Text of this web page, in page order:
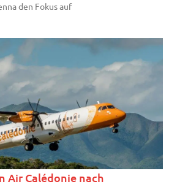
den Fokus auf
Air Calédonie nach